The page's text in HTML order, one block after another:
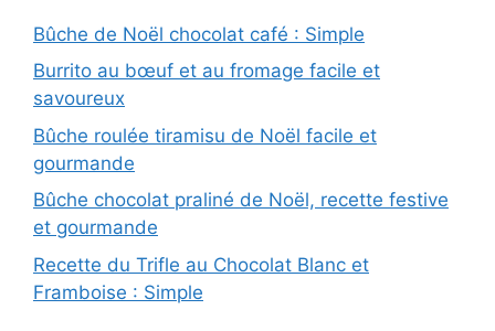
Bûche de Noël chocolat café : Simple
Burrito au bœuf et au fromage facile et
savoureux
Bûche roulée tiramisu de Noël facile et
gourmande
Bûche chocolat praliné de Noël, recette festive
et gourmande
Recette du Trifle au Chocolat Blanc et
Framboise : Simple